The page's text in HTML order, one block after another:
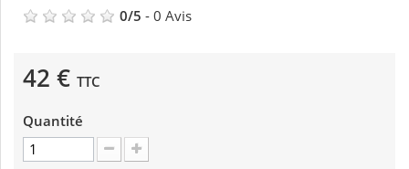
0/5 - 0 Avis
42 € TTC
Quantité